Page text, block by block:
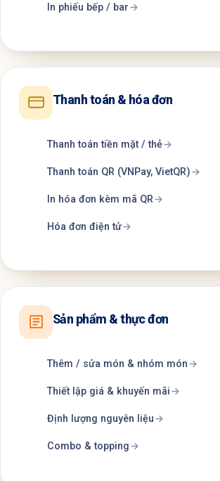
In phiếu bếp / bar
Thanh toán & hóa đơn
Thanh toán tiền mặt / thẻ
Thanh toán QR (VNPay, VietQR)
In hóa đơn kèm mã QR
Hóa đơn điện tử
Sản phẩm & thực đơn
Thêm / sửa món & nhóm món
Thiết lập giá & khuyến mãi
Định lượng nguyên liệu
Combo & topping